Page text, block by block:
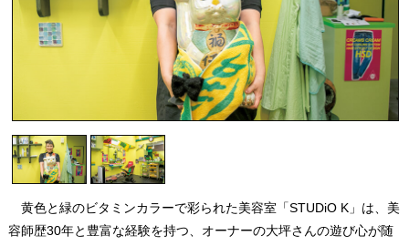
黄色と緑のビタミンカラーで彩られた美容室「STUDiO K」は、美
容師歴30年と豊富な経験を持つ、オーナーの大坪さんの遊び心が随